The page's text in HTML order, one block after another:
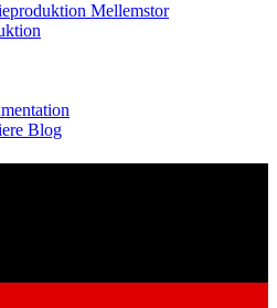
Mellemstor
Blog